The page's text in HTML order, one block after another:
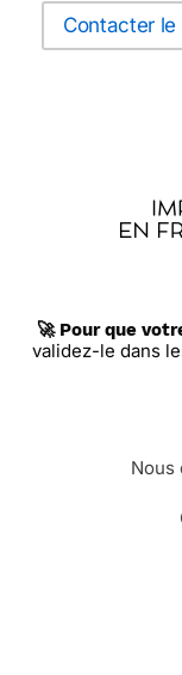
Le
Le
religion
Contacter le
🚀 Pour que
validez-le dans
Nous